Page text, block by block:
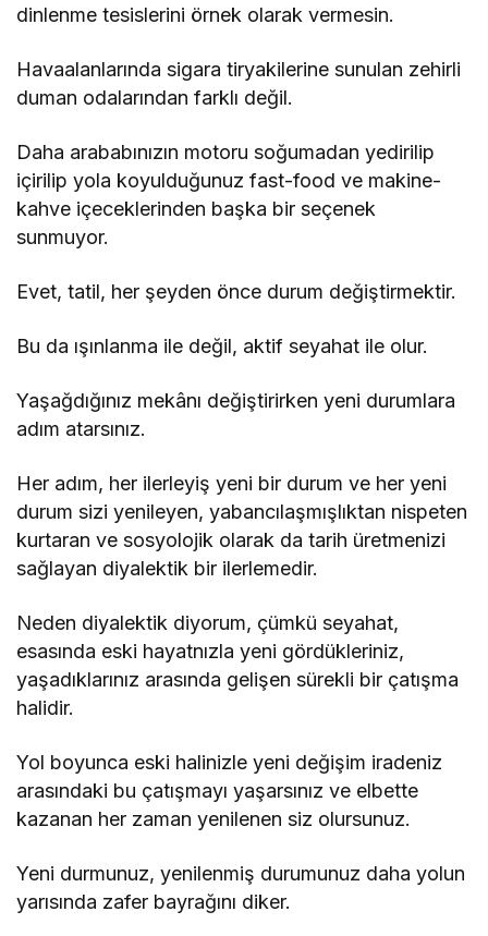
dinlenme tesislerini örnek olarak vermesin.
Havaalanlarında sigara tiryakilerine sunulan zehirli
duman odalarından farklı değil.
Daha arababınızın motoru soğumadan yedirilip
içirilip yola koyulduğunuz fast-food ve makine-
kahve içeceklerinden başka bir seçenek
sunmuyor.
Evet, tatil, her şeyden önce durum değiştirmektir.
Bu da ışınlanma ile değil, aktif seyahat ile olur.
Yaşağdığınız mekânı değiştirirken yeni durumlara
adım atarsınız.
Her adım, her ilerleyiş yeni bir durum ve her yeni
durum sizi yenileyen, yabancılaşmışlıktan nispeten
kurtaran ve sosyolojik olarak da tarih üretmenizi
sağlayan diyalektik bir ilerlemedir.
Neden diyalektik diyorum, çümkü seyahat,
esasında eski hayatnızla yeni gördükleriniz,
yaşadıklarınız arasında gelişen sürekli bir çatışma
halidir.
Yol boyunca eski halinizle yeni değişim iradeniz
arasındaki bu çatışmayı yaşarsınız ve elbette
kazanan her zaman yenilenen siz olursunuz.
Yeni durmunuz, yenilenmiş durumunuz daha yolun
yarısında zafer bayrağını diker.